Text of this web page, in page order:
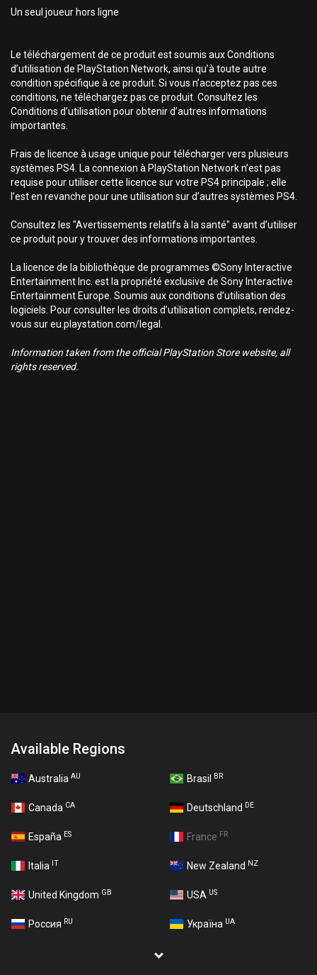
Un seul joueur hors ligne
Le téléchargement de ce produit est soumis aux Conditions
d’utilisation de PlayStation Network, ainsi qu’à toute autre
condition spécifique à ce produit. Si vous n’acceptez pas ces
conditions, ne téléchargez pas ce produit. Consultez les
Conditions d’utilisation pour obtenir d’autres informations
importantes.
Frais de licence à usage unique pour télécharger vers plusieurs
systèmes PS4. La connexion à PlayStation Network n’est pas
requise pour utiliser cette licence sur votre PS4 principale ; elle
l’est en revanche pour une utilisation sur d’autres systèmes PS4.
Consultez les "Avertissements relatifs à la santé" avant d’utiliser
ce produit pour y trouver des informations importantes.
La licence de la bibliothèque de programmes ©Sony Interactive
Entertainment Inc. est la propriété exclusive de Sony Interactive
Entertainment Europe. Soumis aux conditions d’utilisation des
logiciels. Pour consulter les droits d’utilisation complets, rendez-
vous sur eu.playstation.com/legal.
Information taken from the official PlayStation Store website, all
rights reserved.
Available Regions
Australia AU Brasil BR
Canada CA Deutschland DE
España ES France FR
Italia IT New Zealand NZ
United Kingdom GB USA US
Россия RU Україна UA